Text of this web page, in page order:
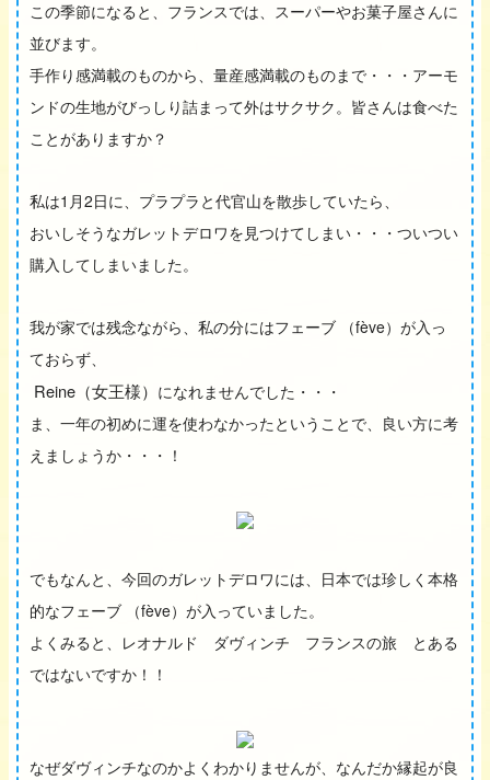
この季節になると、フランスでは、スーパーやお菓子屋さんに
並びます。
手作り感満載のものから、量産感満載のものまで・・・アーモ
ンドの生地がびっしり詰まって外はサクサク。皆さんは食べた
ことがありますか？
私は1 月2日に、プラプラと代官山を散歩していたら、
おいしそうなガレットデロワを見つけてしまい・・・ついつい
購入してしまいました。
我が家では残念ながら、私の分にはフェーブ （fève）が入っ
ておらず、
Reine （女王様） になれませんでした・・・
ま、一年の初めに運を使わなかったということで、良い方に考
えましょうか・・・！
でもなんと、今回のガレットデロワには、日本では珍しく本格
的なフェーブ
（fève）が入っていました。
よくみると、レオナルド ダヴィンチ フランスの旅 とある
ではないですか！！
なぜダヴィンチなのかよくわかりませんが、なんだか縁起が良